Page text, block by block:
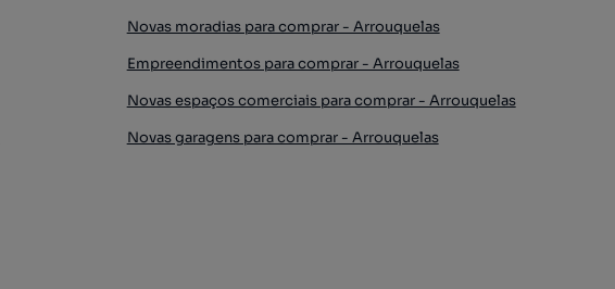
Novas moradias para comprar - Arrouquelas
Empreendimentos para comprar - Arrouquelas
Novas espaços comerciais para comprar - Arrouquelas
Novas garagens para comprar - Arrouquelas